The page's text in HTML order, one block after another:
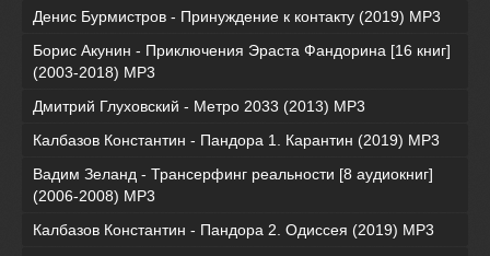
Денис Бурмистров - Принуждение к контакту (2019) MP3
Борис Акунин - Приключения Эраста Фандорина [16 книг]
(2003-2018) МР3
Дмитрий Глуховский - Метро 2033 (2013) MP3
Калбазов Константин - Пандора 1. Карантин (2019) MP3
Вадим Зеланд - Трансерфинг реальности [8 аудиокниг]
(2006-2008) MP3
Калбазов Константин - Пандора 2. Одиссея (2019) MP3